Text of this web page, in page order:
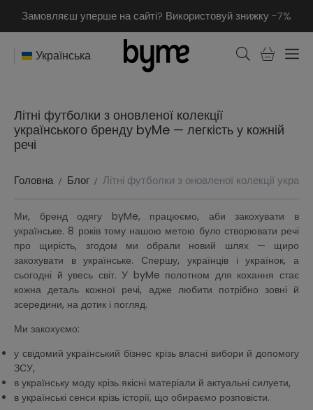
Замовляєш уперше на сайті? Використовуй знижку -7%
Українська
Літні футболки з оновленої колекції
українського бренду byMe — легкість у кожній
речі
Головна Блог Літні футболки з оновленої колекції
Ми, бренд одягу byMe, працюємо, аби закохувати в
українське. 8 років тому нашою метою було створювати речі
про щирість, згодом ми обрали новий шлях — щиро
закохувати в українське. Спершу, українців і українок, а
сьогодні й увесь світ. У byMe полотном для кохання стає
кожна деталь кожної речі, адже любити потрібно зовні й
зсередини, на дотик і погляд.
Ми закохуємо:
у свідомий український бізнес крізь власні вибори й допомогу
ЗСУ,
в українську моду крізь якісні матеріали й актуальні силуети,
в українські сенси крізь історії, що обираємо розповісти.